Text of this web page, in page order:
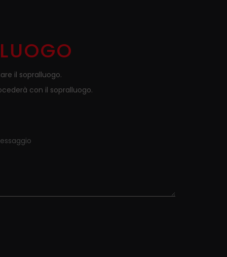
il sopralluogo.
con il sopralluogo.